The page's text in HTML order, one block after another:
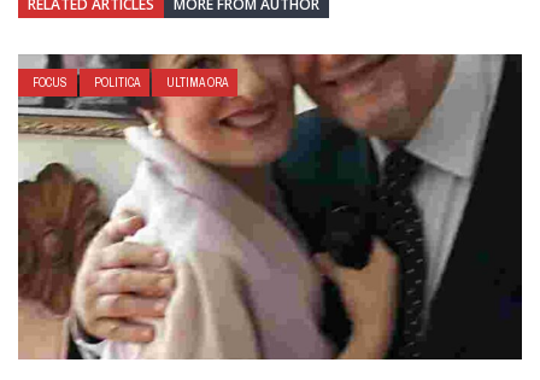
RELATED ARTICLES MORE FROM AUTHOR
FOCUS POLITICA ULTIMA ORA